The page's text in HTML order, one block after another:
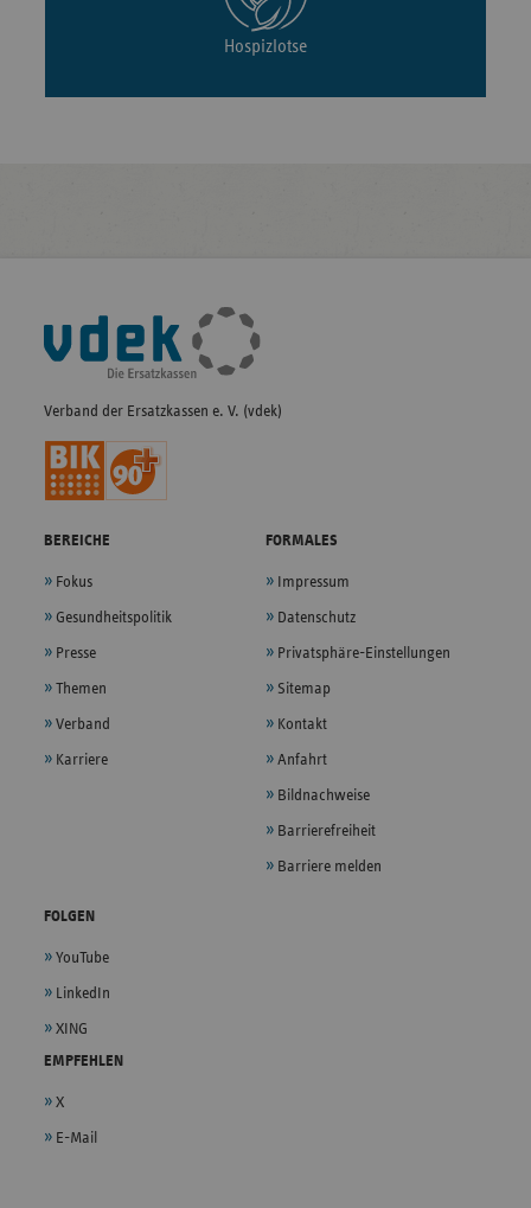
Hospizlotse
Fußleisten-
Navigation
Verband der Ersatzkassen e. V. (vdek)
BEREICHE
Fokus
Gesundheitspolitik
Presse
Themen
Verband
Karriere
FORMALES
Impressum
Datenschutz
Privatsphäre-Einstellungen
Sitemap
Kontakt
Anfahrt
Bildnachweise
Barrierefreiheit
Barriere melden
FOLGEN
YouTube
LinkedIn
XING
EMPFEHLEN
X
E-Mail